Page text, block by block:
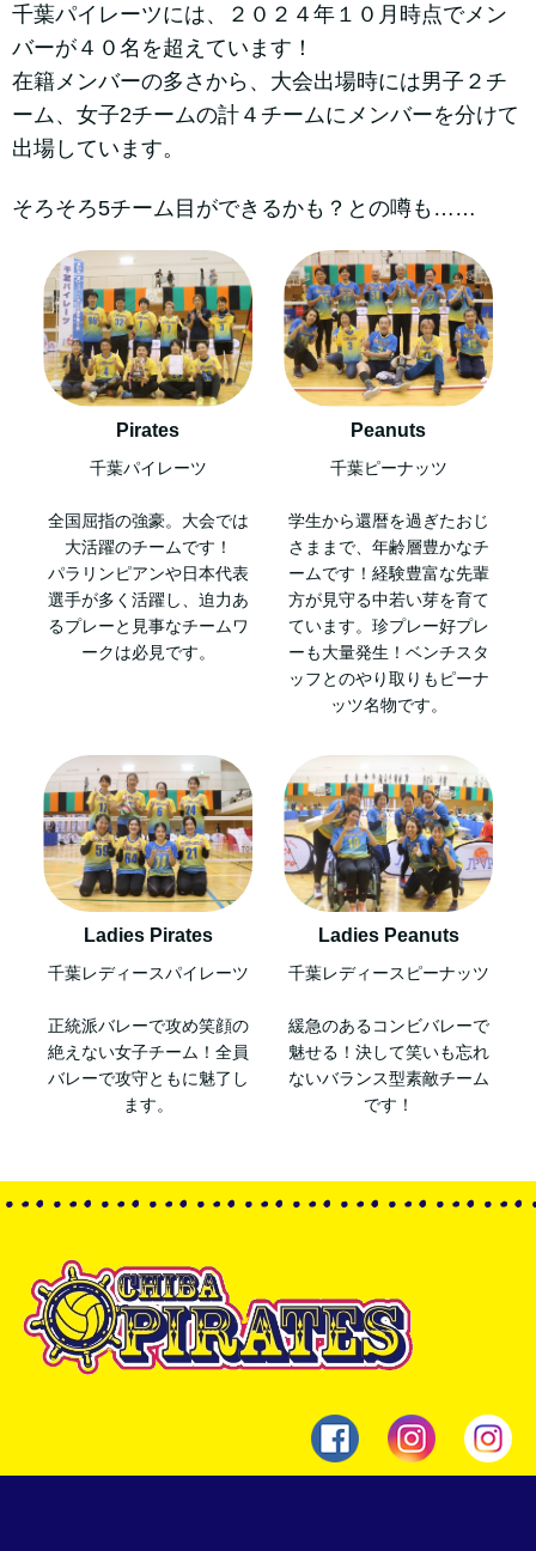
千葉パイレーツには、２０２４年１０月時点でメン
バーが４０名を超えています！
在籍メンバーの多さから、大会出場時には男子２チ
ーム、女子2チームの計４チームにメンバーを分けて
出場しています。
そろそろ5チーム目ができるかも？との噂も……
Pirates
千葉パイレーツ
全国屈指の強豪。大会では
大活躍のチームです！
パラリンピアンや日本代表
選手が多く活躍し、迫力あ
るプレーと見事なチームワ
ークは必見です。
Peanuts
千葉ピーナッツ
学生から還暦を過ぎたおじ
さままで、年齢層豊かなチ
ームです！経験豊富な先輩
方が見守る中若い芽を育て
ています。珍プレー好プレ
ーも大量発生！ベンチスタ
ッフとのやり取りもピーナ
ッツ名物です。
Ladies Pirates
千葉レディースパイレーツ
正統派バレーで攻め笑顔の
絶えない女子チーム！全員
バレーで攻守ともに魅了し
ます。
Ladies Peanuts
千葉レディースピーナッツ
緩急のあるコンビバレーで
魅せる！決して笑いも忘れ
ないバランス型素敵チーム
です！